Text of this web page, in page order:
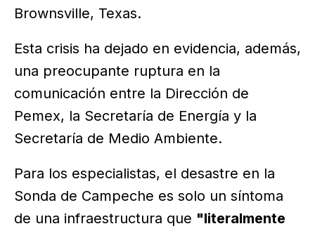
Brownsville, Texas.
Esta crisis ha dejado en evidencia, además,
una preocupante ruptura en la
comunicación entre la Dirección de
Pemex, la Secretaría de Energía y la
Secretaría de Medio Ambiente.
Para los especialistas, el desastre en la
Sonda de Campeche es solo un síntoma
de una infraestructura que "literalmente